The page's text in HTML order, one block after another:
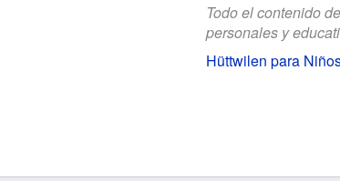
Todo el contenido
personales y
Hüttwilen para